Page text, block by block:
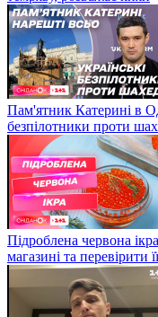
Пам'ятник Катерині в
безпілотники проти
Підроблена червона
магазині та перевірити